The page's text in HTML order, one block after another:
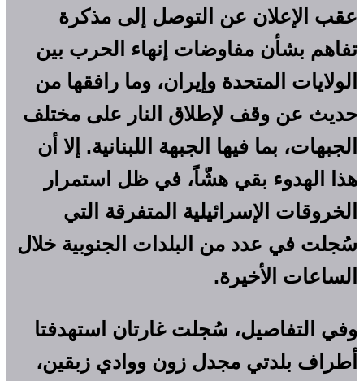
عقب الإعلان عن التوصل إلى مذكرة
تفاهم بشأن مفاوضات إنهاء الحرب بين
الولايات المتحدة وإيران، وما رافقها من
حديث عن وقف لإطلاق النار على مختلف
الجبهات، بما فيها الجبهة اللبنانية. إلا أن
هذا الهدوء بقي هشّاً، في ظل استمرار
الخروقات الإسرائيلية المتفرقة التي
سُجلت في عدد من البلدات الجنوبية خلال
الساعات الأخيرة.
وفي التفاصيل، سُجلت غارتان استهدفتا
أطراف بلدتي مجدل زون ووادي زبقين،